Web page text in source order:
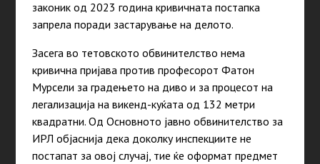
законик од 2023 година кривичната постапка
запрела поради застарување на делото.
Засега во тетовското обвинителство нема
кривична пријава против професорот Фатон
Мурсели за градењето на диво и за процесот на
легализација на викенд-куќата од 132 метри
квадратни. Од Основното јавно обвинителство за
ИРЛ објаснија дека доколку инспекциите не
постапат за овој случај, тие ќе оформат предмет